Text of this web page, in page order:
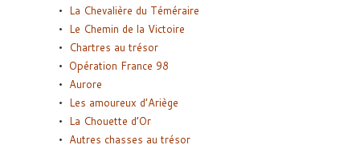
La Chevalière du Téméraire
Le Chemin de la Victoire
Chartres au trésor
Opération France 98
Aurore
Les amoureux d’Ariège
La Chouette d’Or
Autres chasses au trésor